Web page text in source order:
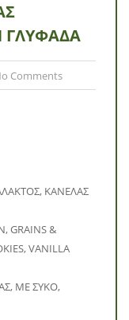
ΓΛΥΦΆΔΑ
Comments
ΚΑΝΕΛΑΣ
GRAINS &
VANILLA
ΜΕ ΣΥΚΟ,